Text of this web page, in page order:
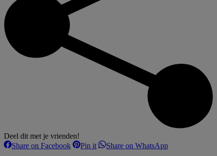
Deel dit met je vrienden!
Share on FacebookSharePin itShareShare on WhatsAppShare